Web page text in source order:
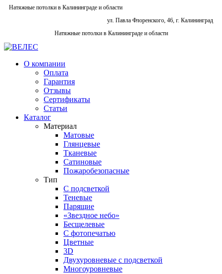
Натяжные потолки в Калининграде и области
ул. Павла Флоренского, 46, г. Калининград
Натяжные потолки в Калининграде и области
О компании
Оплата
Гарантия
Отзывы
Сертификаты
Статьи
Каталог
Материал
Матовые
Глянцевые
Тканевые
Сатиновые
Пожаробезопасные
Тип
С подсветкой
Теневые
Парящие
«Звездное небо»
Бесщелевые
С фотопечатью
Цветные
3D
Двухуровневые с подсветкой
Многоуровневые